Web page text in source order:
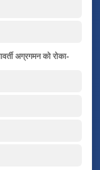
अग्रगमन को रोका-